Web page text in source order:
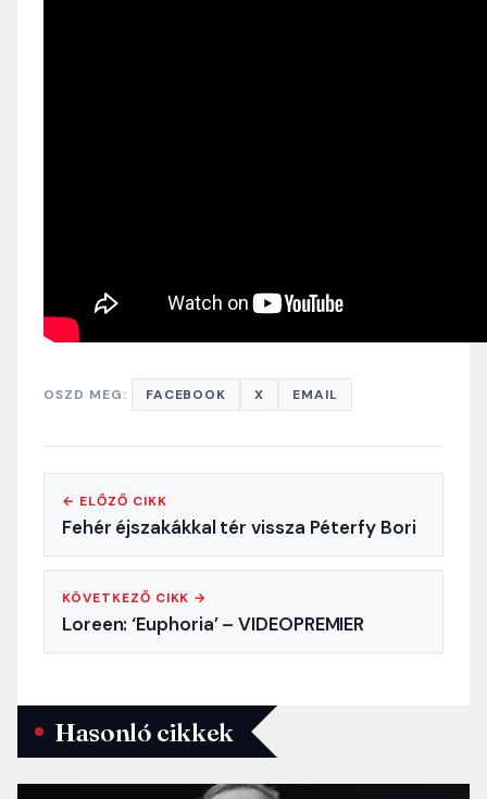
OSZD MEG: FACEBOOK X EMAIL
← ELŐZŐ CIKK
Fehér éjszakákkal tér vissza Péterfy Bori
KÖVETKEZŐ CIKK →
Loreen: ‘Euphoria’ – VIDEOPREMIER
Hasonló cikkek